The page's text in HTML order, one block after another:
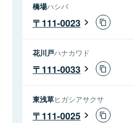
橋場ハシバ
111-0023
花川戸ハナカワド
111-0033
東浅草ヒガシアサクサ
111-0025